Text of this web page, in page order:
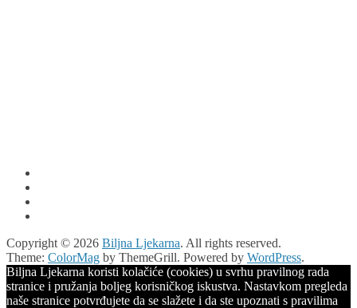
Copyright © 2026 Biljna Ljekarna. All rights reserved.
Theme: ColorMag by ThemeGrill. Powered by WordPress.
Biljna Ljekarna koristi kolačiće (cookies) u svrhu pravilnog rada
stranice i pružanja boljeg korisničkog iskustva. Nastavkom pregleda
naše stranice potvrđujete da se slažete i da ste upoznati s pravilima